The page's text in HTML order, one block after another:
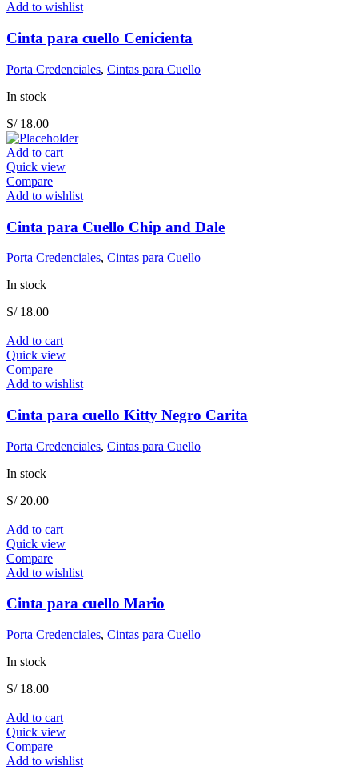
Add to wishlist
Cinta para cuello Cenicienta
Porta Credenciales, Cintas para Cuello
In stock
S/18.00
Add to cart
Quick view
Compare
Add to wishlist
Cinta para Cuello Chip and Dale
Porta Credenciales, Cintas para Cuello
In stock
S/18.00
Add to cart
Quick view
Compare
Add to wishlist
Cinta para cuello Kitty Negro Carita
Porta Credenciales, Cintas para Cuello
In stock
S/20.00
Add to cart
Quick view
Compare
Add to wishlist
Cinta para cuello Mario
Porta Credenciales, Cintas para Cuello
In stock
S/18.00
Add to cart
Quick view
Compare
Add to wishlist